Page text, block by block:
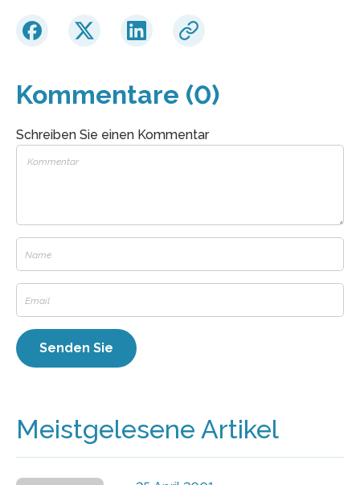
Kommentare (0)
Schreiben Sie einen Kommentar
Meistgelesene Artikel